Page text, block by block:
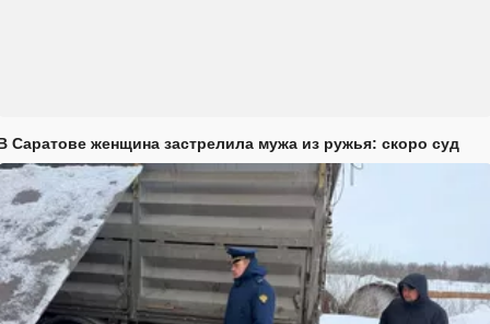
Саратове женщина застрелила мужа из ружья: скоро суд